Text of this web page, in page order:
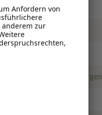
, Hypoallergen